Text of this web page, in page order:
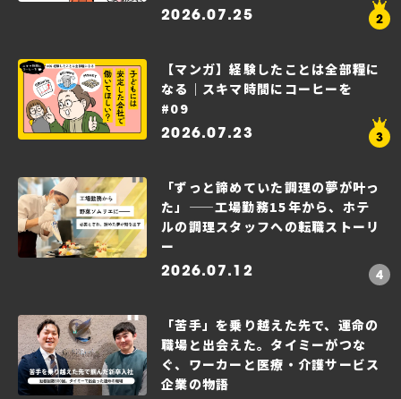
2026.07.25
【マンガ】経験したことは全部糧に
なる｜スキマ時間にコーヒーを
#09
2026.07.23
「ずっと諦めていた調理の夢が叶っ
た」——工場勤務15年から、ホテ
ルの調理スタッフへの転職ストーリ
ー
2026.07.12
「苦手」を乗り越えた先で、運命の
職場と出会えた。タイミーがつな
ぐ、ワーカーと医療・介護サービス
企業の物語